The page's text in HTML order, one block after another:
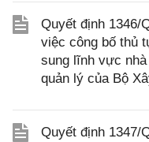
Quyết định 1346/
việc công bố thủ
sung lĩnh vực
quản lý của Bộ
Quyết định 1347/